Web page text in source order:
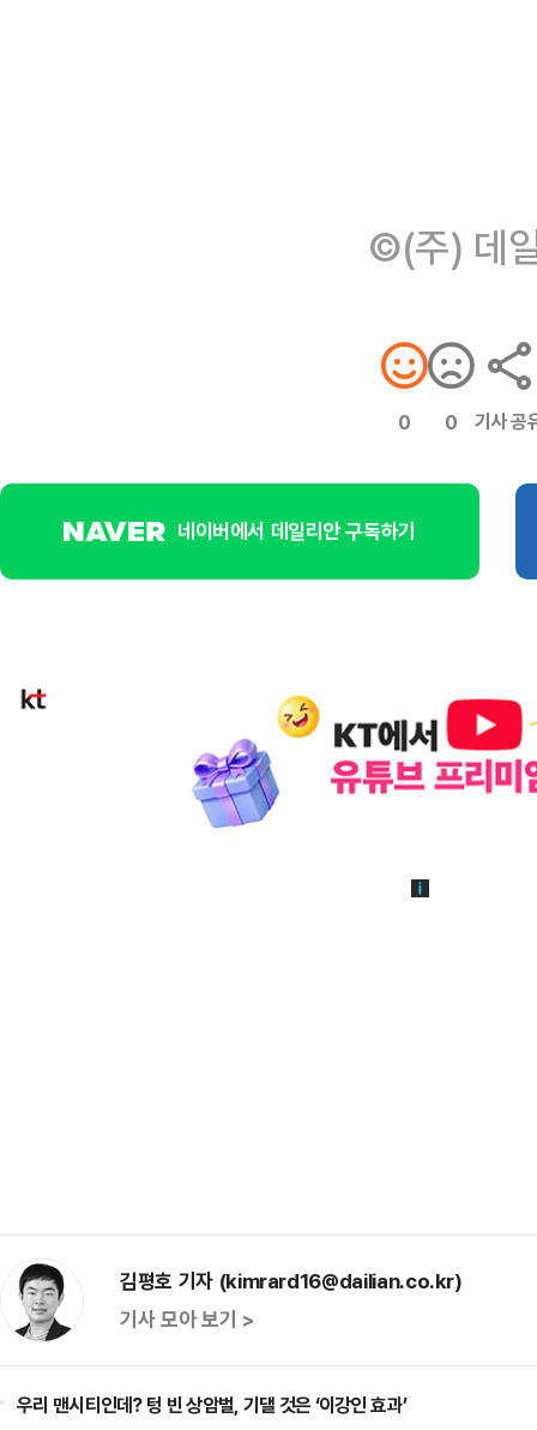
©(주) 데
0 0 기사 공
네이버에서 데일리안 구독하기
김평호 기자 (kimrard16@dailian.co.kr)
기사 모아 보기 >
우리 맨시티인데? 텅 빈 상암벌, 기댈 것은 ‘이강인 효과’